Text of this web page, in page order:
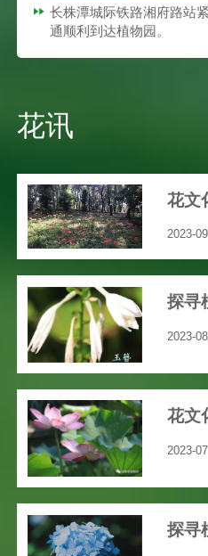
长株潭城际铁路湘府路站
通顺利到达植物园。
花讯
2023-
2023-
2023-